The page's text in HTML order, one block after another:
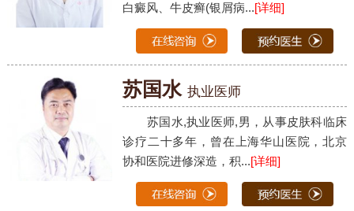
白癜风、牛皮癣(银屑病...[详细]
苏国水 执业医师
苏国水,执业医师,男，从事皮肤科临床
诊疗二十多年，曾在上海华山医院，北京
协和医院进修深造，积...[详细]